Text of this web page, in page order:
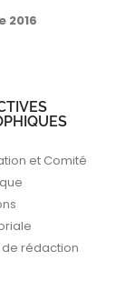
2016
et Comité
rédaction